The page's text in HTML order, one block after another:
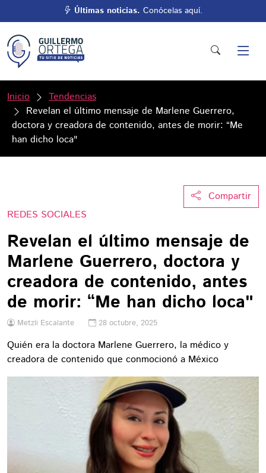
Últimas noticias. Conócelas aquí.
Inicio
Tendencias
Revelan el último mensaje de Marlene Guerrero,
doctora y creadora de contenido, antes de morir: “Me
han dicho loca"
Compartir
REDES SOCIALES
Revelan el último mensaje de
Marlene Guerrero, doctora y
creadora de contenido, antes
de morir: “Me han dicho loca"
Metzli Escalante 28 octubre, 2025
Quién era la doctora Marlene Guerrero, la médico y
creadora de contenido que conmocionó a México